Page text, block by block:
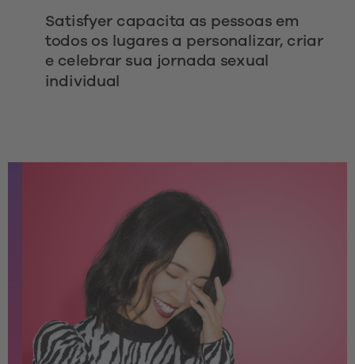
Satisfyer capacita as pessoas em
todos os lugares a personalizar, criar
e celebrar sua jornada sexual
individual